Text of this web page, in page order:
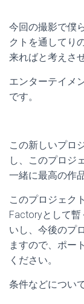
今回の撮影で僕
クトを通してり
来ればと考えさ
エンターテイメ
です。
この新しいプロ
し、このプロジ
一緒に最高の作
このプロジェク
Factoryとして
いし、今後のプ
ますので、ポー
ください。
条件などについ